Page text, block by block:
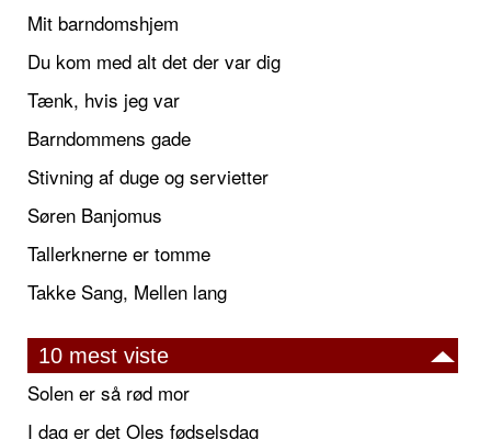
Mit barndomshjem
Du kom med alt det der var dig
Tænk, hvis jeg var
Barndommens gade
Stivning af duge og servietter
Søren Banjomus
Tallerknerne er tomme
Takke Sang, Mellen lang
10 mest viste
Solen er så rød mor
I dag er det Oles fødselsdag